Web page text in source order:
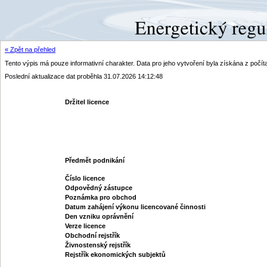
« Zpět na přehled
Tento výpis má pouze informativní charakter. Data pro jeho vytvoření byla získána z
Poslední aktualizace dat proběhla 31.07.2026 14:12:48
Držitel licence
Předmět podnikání
Číslo licence
Odpovědný zástupce
Poznámka pro obchod
Datum zahájení výkonu licencované činnosti
Den vzniku oprávnění
Verze licence
Obchodní rejstřík
Živnostenský rejstřík
Rejstřík ekonomických subjektů